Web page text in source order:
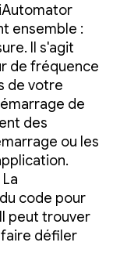
ensemble :
Il s'agit
de fréquence
de votre
de
des
ou les
code pour
peut trouver
défiler